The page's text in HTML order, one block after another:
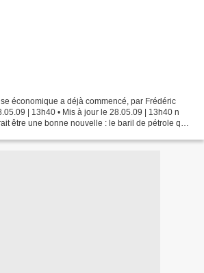
économique a déjà commencé, par Frédéric
| 13h40 • Mis à jour le 28.05.09 | 13h40 n
être une bonne nouvelle : le baril de pétrole qui